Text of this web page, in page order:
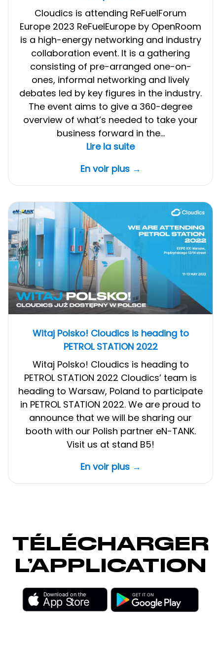
Cloudics is attending ReFuelForum
Europe 2023 ReFuelEurope by OpenRoom
is a high-energy networking and industry
collaboration event. It is a gathering
consisting of pre-arranged one-on-
ones, informal networking and lively
debates led by key figures in the industry.
The event aims to give a 360-degree
overview of what’s needed to take your
business forward in the…
Lire la suite:
is
attending
ReFuelForum
2023
En voir plus →
Witaj Polsko! Cloudics is heading to
PETROL STATION 2022
Witaj Polsko! Cloudics is heading to
PETROL STATION 2022 Cloudics’ team is
heading to Warsaw, Poland to participate
in PETROL STATION 2022. We are proud to
announce that we will be sharing our
booth with our Polish partner eN-TANK.
Visit us at stand B5!
En voir plus →
TÉLÉCHARGER
L’APPLICATION